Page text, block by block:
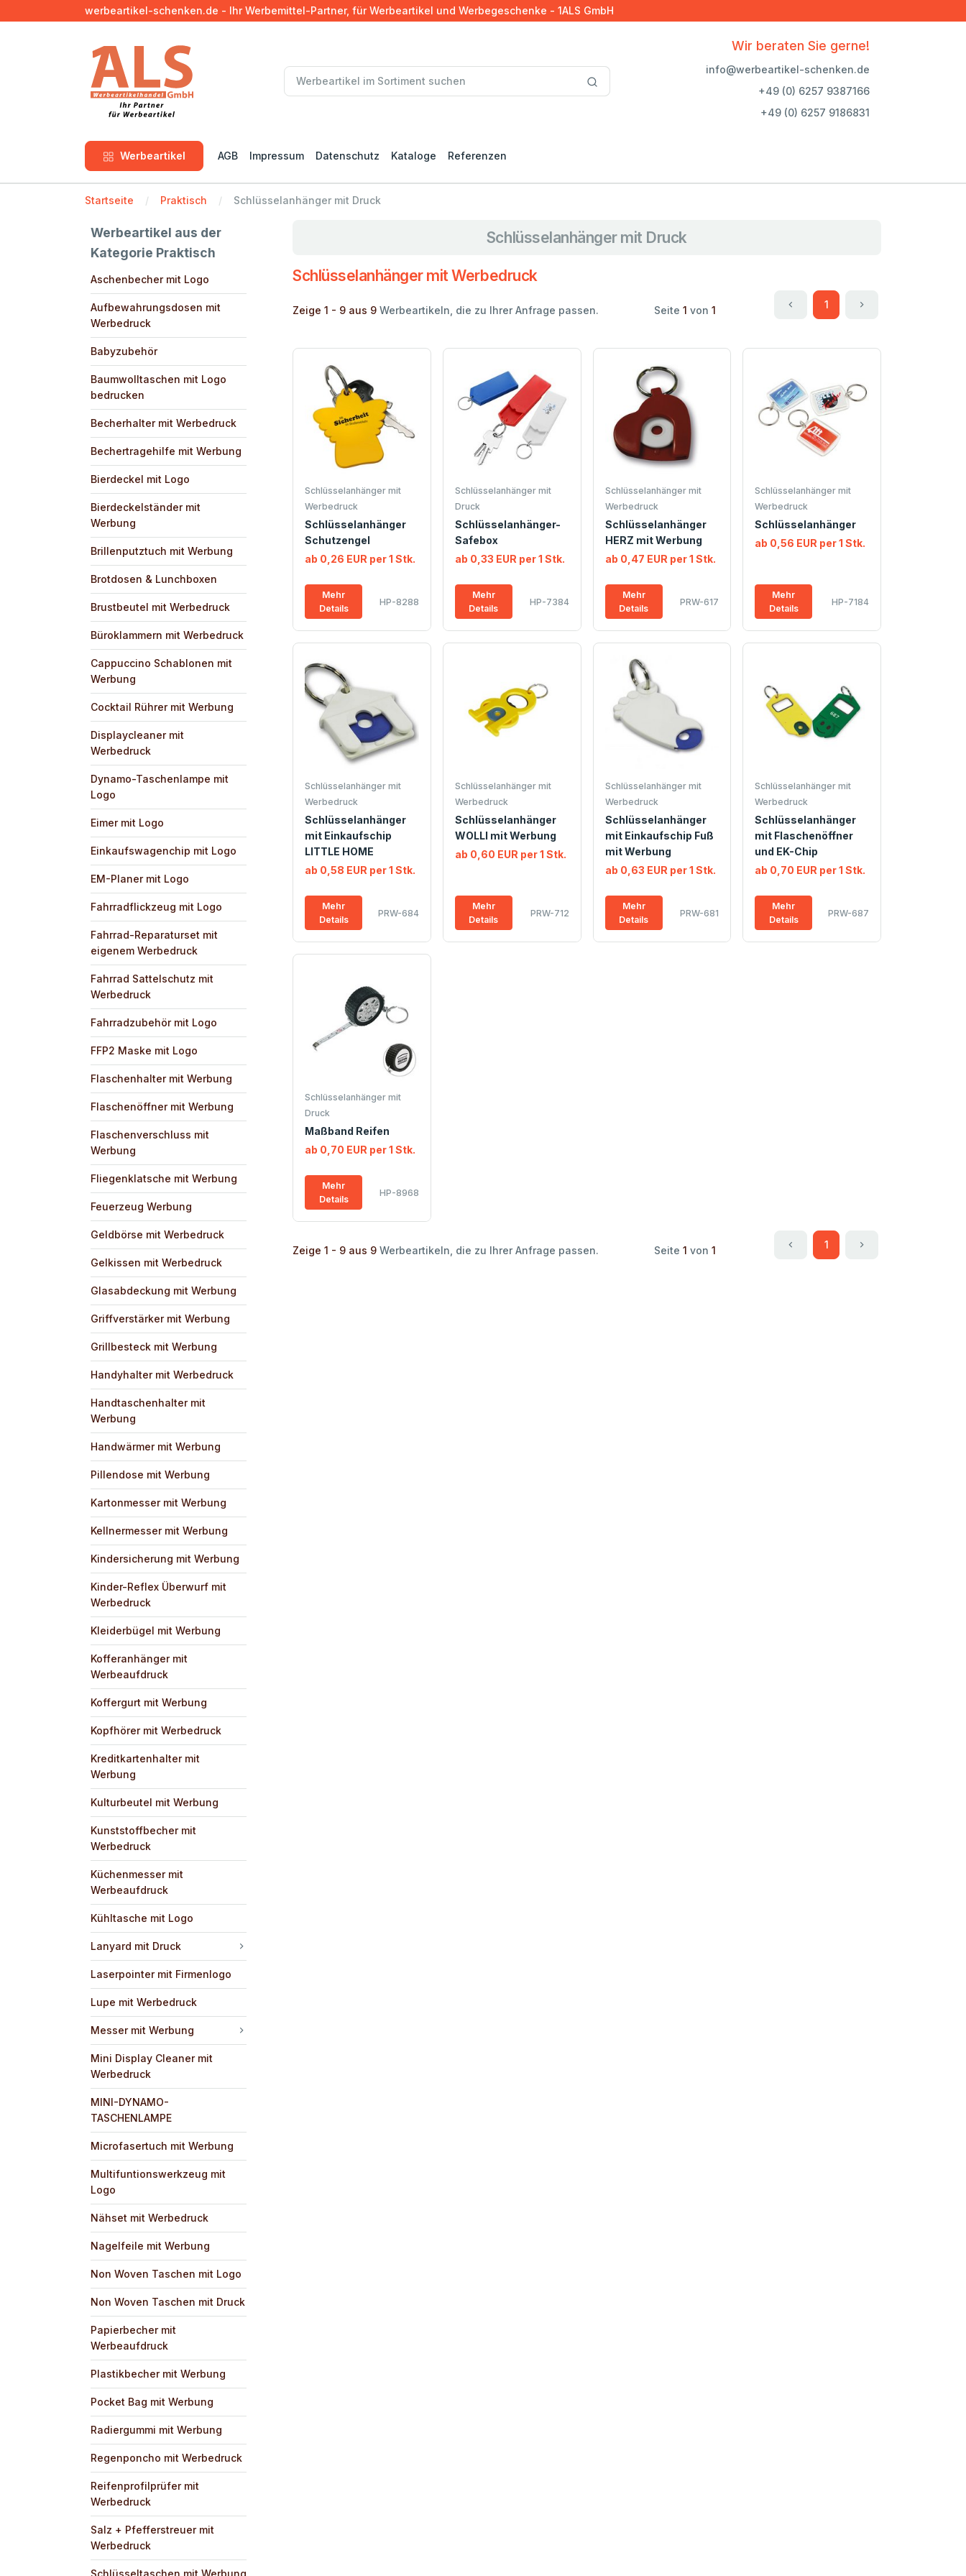
werbeartikel-schenken.de - Ihr Werbemittel-Partner, für Werbeartikel und Werbegeschenke - 1ALS GmbH
Wir beraten Sie gerne!
info@werbeartikel-schenken.de
+49 (0) 6257 9387166
+49 (0) 6257 9186831
Werbeartikel AGB Impressum Datenschutz Kataloge Referenzen
Startseite Praktisch Schlüsselanhänger mit Druck
Werbeartikel aus der
Kategorie Praktisch
Aschenbecher mit Logo
Aufbewahrungsdosen mit
Werbedruck
Babyzubehör
Baumwolltaschen mit Logo
bedrucken
Becherhalter mit Werbedruck
Bechertragehilfe mit Werbung
Bierdeckel mit Logo
Bierdeckelständer mit
Werbung
Brillenputztuch mit Werbung
Brotdosen & Lunchboxen
Brustbeutel mit Werbedruck
Büroklammern mit Werbedruck
Cappuccino Schablonen mit
Werbung
Cocktail Rührer mit Werbung
Displaycleaner mit
Werbedruck
Dynamo-Taschenlampe mit
Logo
Eimer mit Logo
Einkaufswagenchip mit Logo
EM-Planer mit Logo
Fahrradflickzeug mit Logo
Fahrrad-Reparaturset mit
eigenem Werbedruck
Fahrrad Sattelschutz mit
Werbedruck
Fahrradzubehör mit Logo
FFP2 Maske mit Logo
Flaschenhalter mit Werbung
Flaschenöffner mit Werbung
Flaschenverschluss mit
Werbung
Fliegenklatsche mit Werbung
Feuerzeug Werbung
Geldbörse mit Werbedruck
Gelkissen mit Werbedruck
Glasabdeckung mit Werbung
Griffverstärker mit Werbung
Grillbesteck mit Werbung
Handyhalter mit Werbedruck
Handtaschenhalter mit
Werbung
Handwärmer mit Werbung
Pillendose mit Werbung
Kartonmesser mit Werbung
Kellnermesser mit Werbung
Kindersicherung mit Werbung
Kinder-Reflex Überwurf mit
Werbedruck
Kleiderbügel mit Werbung
Kofferanhänger mit
Werbeaufdruck
Koffergurt mit Werbung
Kopfhörer mit Werbedruck
Kreditkartenhalter mit
Werbung
Kulturbeutel mit Werbung
Kunststoffbecher mit
Werbedruck
Küchenmesser mit
Werbeaufdruck
Kühltasche mit Logo
Lanyard mit Druck
Laserpointer mit Firmenlogo
Lupe mit Werbedruck
Messer mit Werbung
Mini Display Cleaner mit
Werbedruck
MINI-DYNAMO-
TASCHENLAMPE
Microfasertuch mit Werbung
Multifuntionswerkzeug mit
Logo
Nähset mit Werbedruck
Nagelfeile mit Werbung
Non Woven Taschen mit Logo
Non Woven Taschen mit Druck
Papierbecher mit
Werbeaufdruck
Plastikbecher mit Werbung
Pocket Bag mit Werbung
Radiergummi mit Werbung
Regenponcho mit Werbedruck
Reifenprofilprüfer mit
Werbedruck
Salz + Pfefferstreuer mit
Werbedruck
Schlüsseltaschen mit Werbung
Schlüsselanhänger mit Druck
Schlüsselanhänger mit Werbedruck
Zeige 1 - 9 aus 9 Werbeartikeln, die zu Ihrer Anfrage passen. Seite1 von1 1
Schlüsselanhänger mit
Werbedruck
Schlüsselanhänger
Schutzengel
ab 0,26 EUR per 1 Stk.
Mehr
Details
HP-8288
Schlüsselanhänger mit
Druck
Schlüsselanhänger-
Safebox
ab 0,33 EUR per 1 Stk.
Mehr
Details
HP-7384
Schlüsselanhänger mit
Werbedruck
Schlüsselanhänger
HERZ mit Werbung
ab 0,47 EUR per 1 Stk.
Mehr
Details
PRW-617
Schlüsselanhänger mit
Werbedruck
Schlüsselanhänger
ab 0,56 EUR per 1 Stk.
Mehr
Details
HP-7184
Schlüsselanhänger mit
Werbedruck
Schlüsselanhänger
mit Einkaufschip
LITTLE HOME
ab 0,58 EUR per 1 Stk.
Mehr
Details
PRW-684
Schlüsselanhänger mit
Werbedruck
Schlüsselanhänger
WOLLI mit Werbung
ab 0,60 EUR per 1 Stk.
Mehr
Details
PRW-712
Schlüsselanhänger mit
Werbedruck
Schlüsselanhänger
mit Einkaufschip Fuß
mit Werbung
ab 0,63 EUR per 1 Stk.
Mehr
Details
PRW-681
Schlüsselanhänger mit
Werbedruck
Schlüsselanhänger
mit Flaschenöffner
und EK-Chip
ab 0,70 EUR per 1 Stk.
Mehr
Details
PRW-687
Schlüsselanhänger mit
Druck
Maßband Reifen
ab 0,70 EUR per 1 Stk.
Mehr
Details
HP-8968
Zeige 1 - 9 aus 9 Werbeartikeln, die zu Ihrer Anfrage passen. Seite1 von1 1